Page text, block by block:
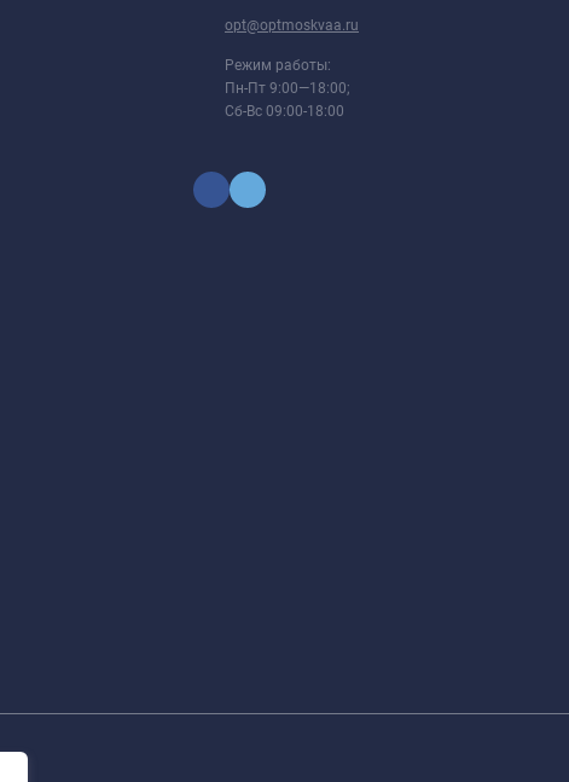
opt@optmoskvaa.ru
Режим работы:
Пн-Пт 9:00—18:00;
Сб-Вс 09:00-18:00